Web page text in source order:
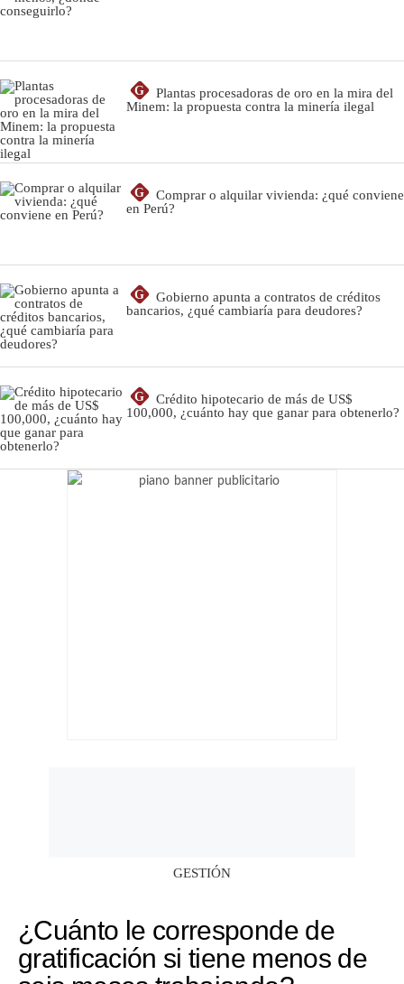
G
Plantas procesadoras de oro en la mira del
Minem: la propuesta contra la minería ilegal
G
Comprar o alquilar vivienda: ¿qué conviene
en Perú?
G
Gobierno apunta a contratos de créditos
bancarios, ¿qué cambiaría para deudores?
G
Crédito hipotecario de más de US$
100,000, ¿cuánto hay que ganar para obtenerlo?